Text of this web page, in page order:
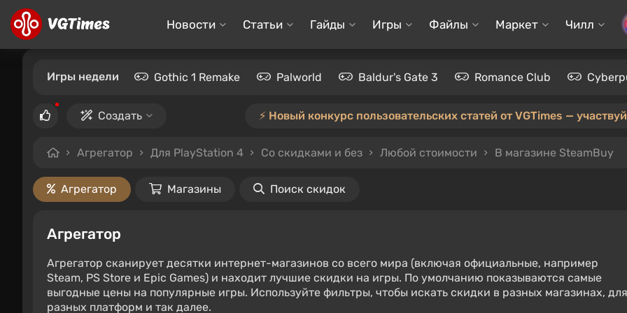
Новости Статьи Гайды Игры Файлы Маркет Чилл
Игры недели Gothic 1 Remake Palworld Baldur's Gate 3 Romance Club
Создать ⚡️ Новый конкурс пользовательских статей от VGTimes —
Агрегатор Для PlayStation 4 Со скидками и без Любой стоимости В магазине SteamBuy
Агрегатор Магазины Поиск скидок
Агрегатор
Агрегатор сканирует десятки интернет-магазинов со всего мира (включая официальные, например
Steam, PS Store и Epic Games) и находит лучшие скидки на игры. По умолчанию показываются самые
выгодные цены на популярные игры. Используйте фильтры, чтобы искать скидки в разных магазинах, для
разных платформ и так далее.